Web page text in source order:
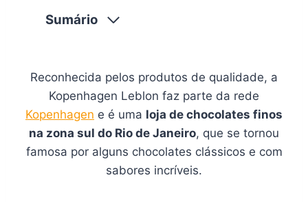
Sumário
Reconhecida pelos produtos de qualidade, a
Kopenhagen Leblon faz parte da rede
Kopenhagen e é uma loja de chocolates finos
na zona sul do Rio de Janeiro, que se tornou
famosa por alguns chocolates clássicos e com
sabores incríveis.